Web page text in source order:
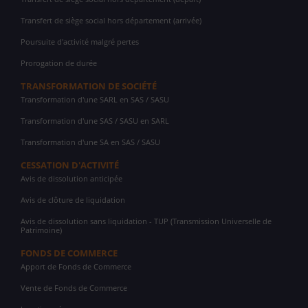
Transfert de siège social hors département (arrivée)
Poursuite d'activité malgré pertes
Prorogation de durée
TRANSFORMATION DE SOCIÉTÉ
Transformation d'une SARL en SAS / SASU
Transformation d'une SAS / SASU en SARL
Transformation d'une SA en SAS / SASU
CESSATION D'ACTIVITÉ
Avis de dissolution anticipée
Avis de clôture de liquidation
Avis de dissolution sans liquidation - TUP (Transmission Universelle de
Patrimoine)
FONDS DE COMMERCE
Apport de Fonds de Commerce
Vente de Fonds de Commerce